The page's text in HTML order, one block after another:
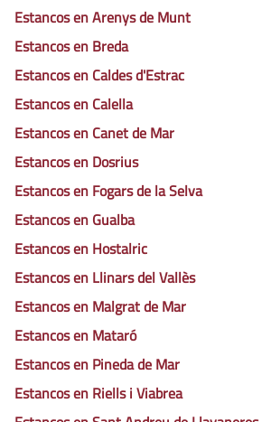
Estancos en Arenys de Munt
Estancos en Breda
Estancos en Caldes d'Estrac
Estancos en Calella
Estancos en Canet de Mar
Estancos en Dosrius
Estancos en Fogars de la Selva
Estancos en Gualba
Estancos en Hostalric
Estancos en Llinars del Vallès
Estancos en Malgrat de Mar
Estancos en Mataró
Estancos en Pineda de Mar
Estancos en Riells i Viabrea